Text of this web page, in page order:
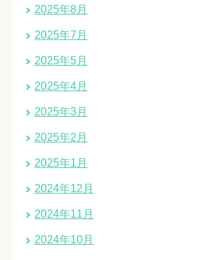
2025年8月
2025年7月
2025年5月
2025年4月
2025年3月
2025年2月
2025年1月
2024年12月
2024年11月
2024年10月